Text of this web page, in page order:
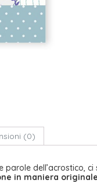
(0)
dell’acrostico,
in maniera